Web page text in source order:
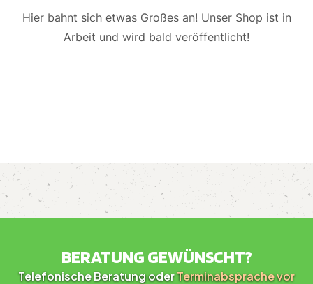
Hier bahnt sich etwas Großes an! Unser Shop ist in
Arbeit und wird bald veröffentlicht!
BERATUNG GEWÜNSCHT?
Telefonische Beratung oderTerminabsprache vor